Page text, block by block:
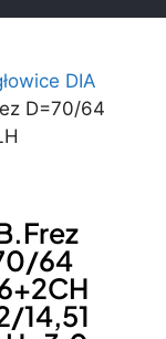
DIA
D=70/64
64
14,51